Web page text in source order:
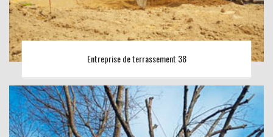
Entreprise de terrassement 38